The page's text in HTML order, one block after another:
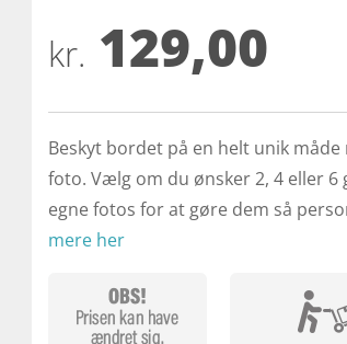
baseret på
kundebedø
mmelser
kr. 129,00
Beskyt bordet på en helt unik
foto. Vælg om du ønsker 2, 4 eller
egne fotos for at gøre dem så
mere her